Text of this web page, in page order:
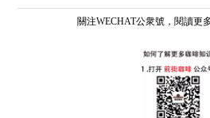
關注WECHAT公衆號，閱讀更